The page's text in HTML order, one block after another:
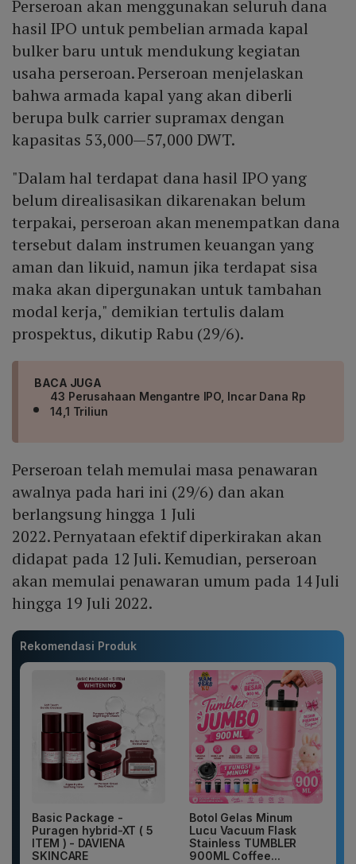
Perseroan akan menggunakan seluruh dana
hasil IPO untuk pembelian armada kapal
bulker baru untuk mendukung kegiatan
usaha perseroan. Perseroan menjelaskan
bahwa armada kapal yang akan diberli
berupa bulk carrier supramax dengan
kapasitas 53,000—57,000 DWT.
"Dalam hal terdapat dana hasil IPO yang
belum direalisasikan dikarenakan belum
terpakai, perseroan akan menempatkan dana
tersebut dalam instrumen keuangan yang
aman dan likuid, namun jika terdapat sisa
maka akan dipergunakan untuk tambahan
modal kerja," demikian tertulis dalam
prospektus, dikutip Rabu (29/6).
BACA JUGA
43 Perusahaan Mengantre IPO, Incar Dana Rp
14,1 Triliun
Perseroan telah memulai masa penawaran
awalnya pada hari ini (29/6) dan akan
berlangsung hingga 1 Juli
2022. Pernyataan efektif diperkirakan akan
didapat pada 12 Juli. Kemudian, perseroan
akan memulai penawaran umum pada 14 Juli
hingga 19 Juli 2022.
Rekomendasi Produk
Basic Package -
Puragen hybrid-XT ( 5
ITEM ) - DAVIENA
SKINCARE
Botol Gelas Minum
Lucu Vacuum Flask
Stainless TUMBLER
900ML Coffee...